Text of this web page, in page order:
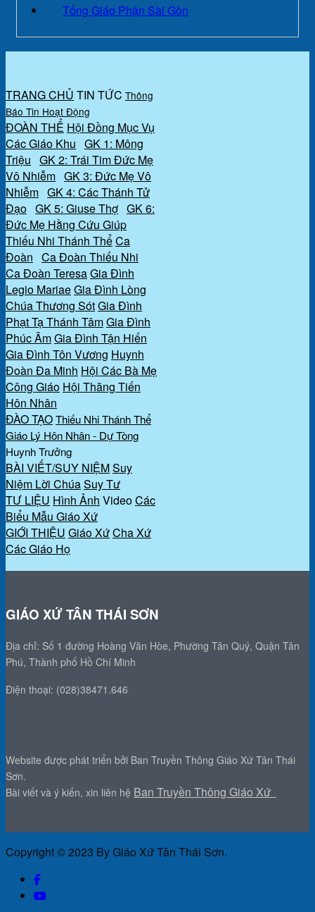
Tống Giáo Phận Sài Gòn
TRANG CHỦ TIN TỨC Thông
Báo Tin Hoạt Động
ĐOÀN THỂ Hội Đồng Mục Vụ
Các Giáo Khu GK 1: Mông
Triệu GK 2: Trái Tim Đức Mẹ
Vô Nhiễm GK 3: Đức Mẹ Vô
Nhiễm GK 4: Các Thánh Tử
Đạo GK 5: Giuse Thợ GK 6:
Đức Mẹ Hằng Cứu Giúp
Thiếu Nhi Thánh ThểCa
Đoàn Ca Đoàn Thiếu Nhi
Ca Đoàn TeresaGia Đình
Legio MariaeGia Đình Lòng
Chúa Thương SótGia Đình
Phạt Tạ Thánh TâmGia Đình
Phúc ÂmGia Đình Tận Hiến
Gia Đình Tôn Vương Huynh
Đoàn Đa Minh Hội Các Bà Mẹ
Công Giáo Hội Thăng Tiến
Hôn Nhân
ĐÀO TẠOThiếu Nhi Thánh Thể
Giáo Lý Hôn Nhân - Dự Tòng
Huynh Trưởng
BÀI VIẾT/SUY NIỆMSuy
Niệm Lời ChúaSuy Tư
TƯ LIỆU Hình Ảnh VideoCác
Biểu Mẫu Giáo Xứ
GIỚI THIỆU Giáo XứCha Xứ
Các Giáo Họ
GIÁO XỨ TÂN THÁI SƠN
Địa chỉ: Số 1 đường Hoàng Văn Hòe, Phường Tân Quý, Quận Tân
Phú, Thành phố Hồ Chí Minh
Điện thoại: (028)38471.646
Website được phát triển bởi Ban Truyền Thông Giáo Xứ Tân Thái
Sơn.
Bài viết và ý kiến, xin liên hệ Ban Truyền Thông Giáo Xứ
Copyright © 2023 By Giáo Xứ Tân Thái Sơn.